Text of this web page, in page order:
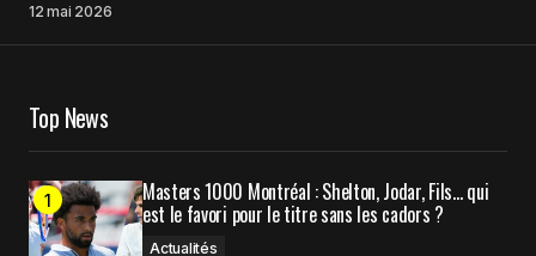
Votre adresse e-mail ne sera pas publiée.
champs obligatoires sont indiqués avec
Comment*
12 mai 2026
Top News
Masters 1000 Montréal : Shelton, Jodar, Fils… qui
est le favori pour le titre sans les cadors ?
Actualités